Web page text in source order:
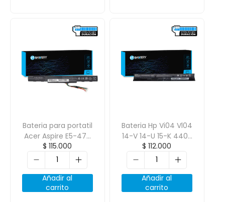
Bateria para portatil
Acer Aspire E5-475
As16A5K As16A7K
As16A8K 14.6V
$ 115.000
Añadir al
carrito
Bateria Hp Vi04 Vl04
14-V 14-U 15-K 440-
G2 450-G2 14.8V
2600mAh 4 Celdas
$ 112.000
Añadir al
carrito